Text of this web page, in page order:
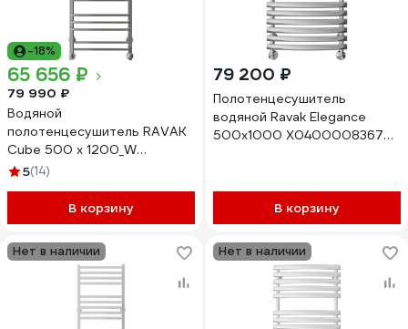
-18%
65 656 ₽
79 990 ₽
Водяной
полотенцесушитель RAVAK
Cube 500 x 1200_W
X04000083670
5(14)
В корзину
79 200 ₽
Полотенцесушитель
водяной Ravak Elegance
500x1000 X04000083676
В корзину
Нет в наличии Нет в наличии